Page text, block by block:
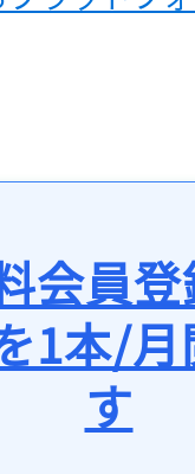
会員
1本/
す